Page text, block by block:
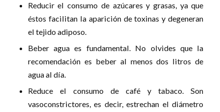
Reducir el consumo de azúcares y grasas, ya que
éstos facilitan la aparición de toxinas y degeneran
el tejido adiposo.
Beber agua es fundamental. No olvides que la
recomendación es beber al menos dos litros de
agua al día.
Reduce el consumo de café y tabaco. Son
vasoconstrictores, es decir, estrechan el diámetro